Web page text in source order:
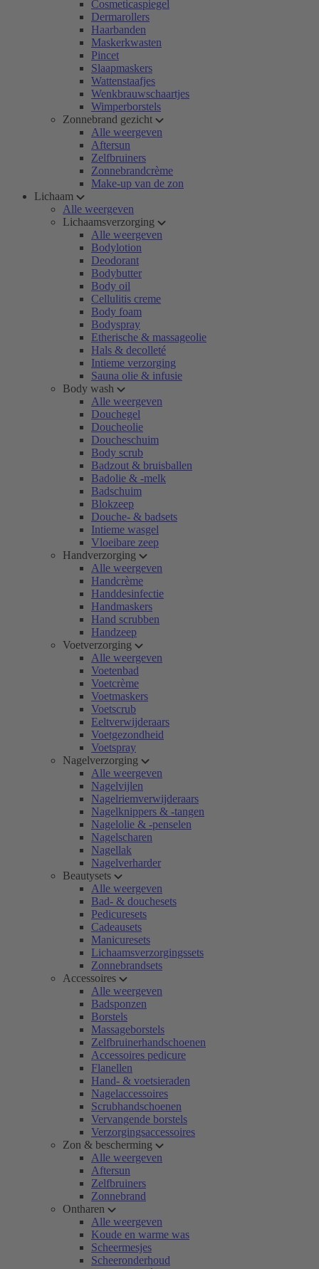
Cosmeticaspiegel
Dermarollers
Haarbanden
Maskerkwasten
Pincet
Slaapmaskers
Wattenstaafjes
Wenkbrauwschaartjes
Wimperborstels
Zonnebrand gezicht
Alle weergeven
Aftersun
Zelfbruiners
Zonnebrandcrème
Make-up van de zon
Lichaam
Alle weergeven
Lichaamsverzorging
Alle weergeven
Bodylotion
Deodorant
Bodybutter
Body oil
Cellulitis creme
Body foam
Bodyspray
Etherische & massageolie
Hals & decolleté
Intieme verzorging
Sauna olie & infusie
Body wash
Alle weergeven
Douchegel
Doucheolie
Doucheschuim
Body scrub
Badzout & bruisballen
Badolie & -melk
Badschuim
Blokzeep
Douche- & badsets
Intieme wasgel
Vloeibare zeep
Handverzorging
Alle weergeven
Handcrème
Handdesinfectie
Handmaskers
Hand scrubben
Handzeep
Voetverzorging
Alle weergeven
Voetenbad
Voetcrème
Voetmaskers
Voetscrub
Eeltverwijderaars
Voetgezondheid
Voetspray
Nagelverzorging
Alle weergeven
Nagelvijlen
Nagelriemverwijderaars
Nagelknippers & -tangen
Nagelolie & -penselen
Nagelscharen
Nagellak
Nagelverharder
Beautysets
Alle weergeven
Bad- & douchesets
Pedicuresets
Cadeausets
Manicuresets
Lichaamsverzorgingssets
Zonnebrandsets
Accessoires
Alle weergeven
Badsponzen
Borstels
Massageborstels
Zelfbruinerhandschoenen
Accessoires pedicure
Flanellen
Hand- & voetsieraden
Nagelaccessoires
Scrubhandschoenen
Vervangende borstels
Verzorgingsaccessoires
Zon & bescherming
Alle weergeven
Aftersun
Zelfbruiners
Zonnebrand
Ontharen
Alle weergeven
Koude en warme was
Scheermesjes
Scheeronderhoud